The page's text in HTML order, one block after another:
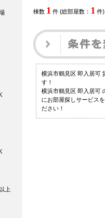
棟数 1 件 (総部屋数： 1
横浜市鶴見区 即入居可
す！
横浜市鶴見区 即入居可
にお部屋探しサービス
ださい！
上